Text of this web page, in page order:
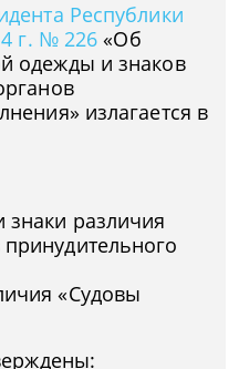
Республики
г. № 226 «Об
одежды и знаков
излагается в
различия
«Судовы